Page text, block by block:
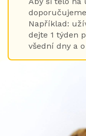
Například:
dejte 1 týden
všední dny a